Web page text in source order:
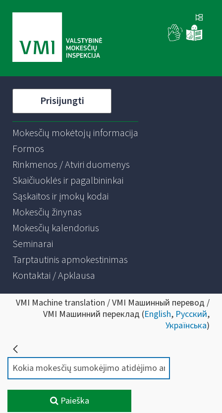
Prisijungti
Mokesčių mokėtojų informacija
Formos
Rinkmenos / Atviri duomenys
Skaičiuoklės ir pagalbininkai
Sąskaitos ir įmokų kodai
Mokesčių žinynas
Mokesčių kalendorius
Seminarai
Tarptautinis apmokestinimas
Kontaktai / Apklausa
VMI Machine translation / VMI Машинный перевод /
VMI Машинний переклад (English, Русский,
Українська)
Paieška